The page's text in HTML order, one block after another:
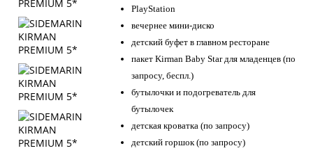
PlayStation
вечернее мини-диско
детский буфет в главном ресторане
пакет Kirman Baby Star для младенцев (по
запросу, беспл.)
бутылочки и подогреватель для
бутылочек
детская кроватка (по запросу)
детский горшок (по запросу)